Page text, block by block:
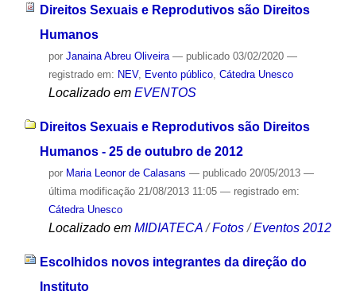
Direitos Sexuais e Reprodutivos são Direitos
Humanos
por Janaina Abreu Oliveira — publicado03/02/2020 —
registrado em: NEV, Evento público, Cátedra Unesco
Localizado em EVENTOS
Direitos Sexuais e Reprodutivos são Direitos
Humanos - 25 de outubro de 2012
por Maria Leonor de Calasans — publicado20/05/2013 —
última modificação21/08/2013 11:05 — registrado em:
Cátedra Unesco
Localizado em MIDIATECA /Fotos /Eventos 2012
Escolhidos novos integrantes da direção do
Instituto